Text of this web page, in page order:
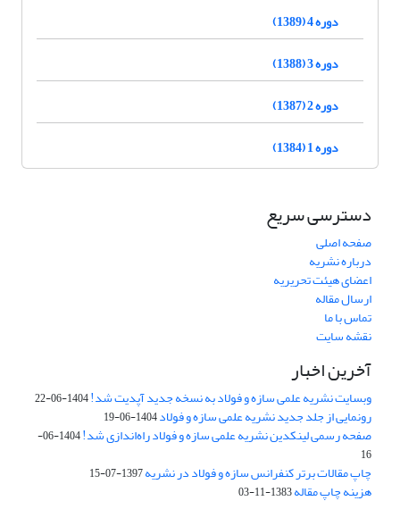
دوره 4 (1389)
دوره 3 (1388)
دوره 2 (1387)
دوره 1 (1384)
دسترسی سریع
صفحه اصلی
درباره نشریه
اعضای هیئت تحریریه
ارسال مقاله
تماس با ما
نقشه سایت
آخرین اخبار
وبسایت نشریه علمی سازه و فولاد به نسخه جدید آپدیت شد!1404-06-22
رونمایی از جلد جدید نشریه علمی سازه و فولاد1404-06-19
صفحه رسمی لینکدین نشریه علمی سازه و فولاد راه‌اندازی شد!
1404-06-
16
چاپ مقالات برتر کنفرانس سازه و فولاد در نشریه1397-07-15
هزینه چاپ مقاله1383-11-03